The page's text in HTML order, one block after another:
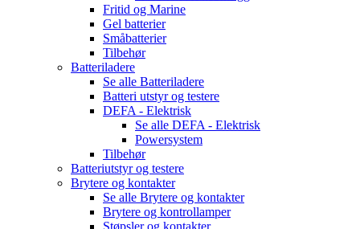
Fritid og Marine
Gel batterier
Småbatterier
Tilbehør
Batteriladere
Se alle Batteriladere
Batteri utstyr og testere
DEFA - Elektrisk
Se alle DEFA - Elektrisk
Powersystem
Tilbehør
Batteriutstyr og testere
Brytere og kontakter
Se alle Brytere og kontakter
Brytere og kontrollamper
Støpsler og kontakter